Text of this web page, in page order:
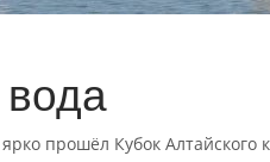
прошёл Кубок Алтайского